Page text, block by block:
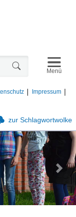
Impressum
Menü
zur Schlagwortwolke